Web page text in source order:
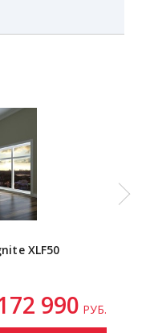
XLF50
990 РУБ.